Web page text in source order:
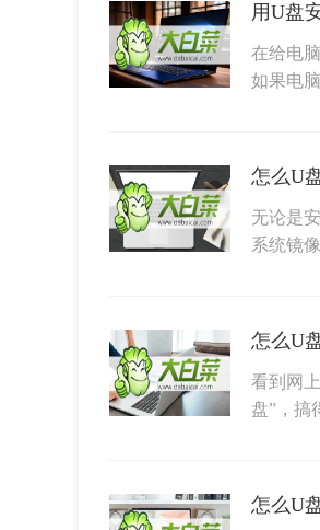
用U盘
在给电
如果电
怎么U
无论是
系统镜
怎么U
看到网
盘”，搞
怎么U